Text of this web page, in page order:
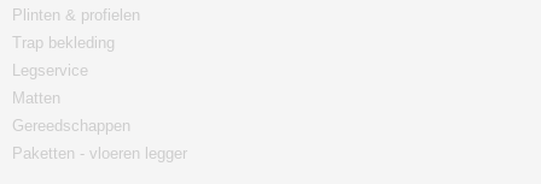
Plinten & profielen
Trap bekleding
Legservice
Matten
Gereedschappen
Paketten - vloeren legger